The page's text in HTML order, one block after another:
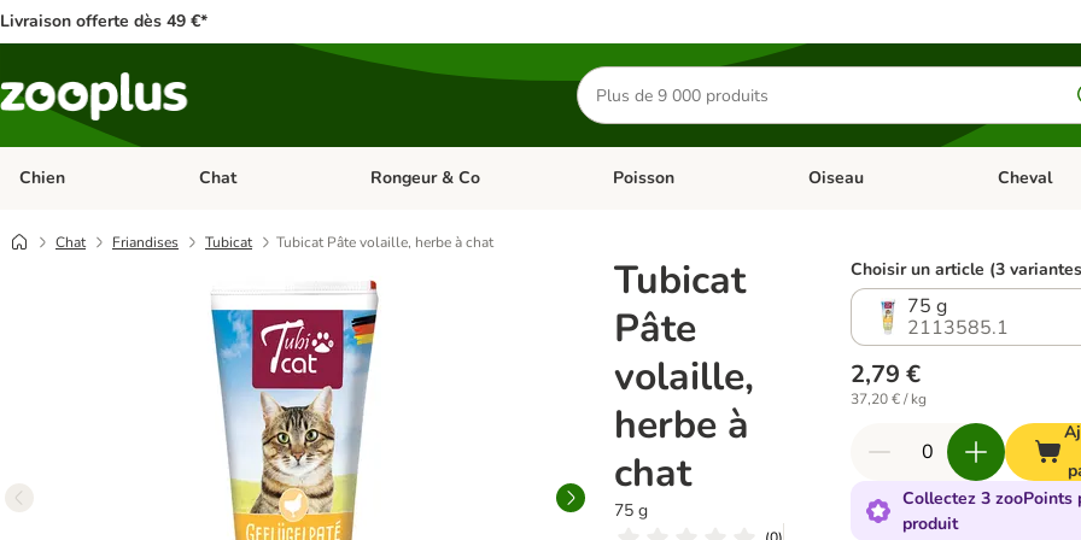
Livraison offerte dès 49 €*
Rechercher
des
produits
Chien Dérouler les catégories: Chien
Chat Dérouler les catégories: Chat
Rongeur & Co Dérouler les catégories: Rongeur & Co
Poisson Dérouler les catégories: Poisson
Oiseau Dérouler les
Cheval
Chat Friandises Tubicat Tubicat Pâte volaille, herbe à chat
Tubicat
Pâte
volaille,
herbe à
chat
75 g
Choisir un article (3
75 g
2113585.1
2,79 €
37,20 € / kg
Collectez 3 zooPoints
produit